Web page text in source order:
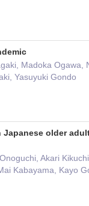
Madoka Ogawa,
Yasuyuki Gondo
older
Akari
Kabayama, Kayo